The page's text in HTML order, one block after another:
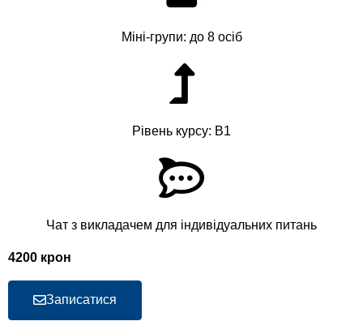
Міні-групи: до 8 осіб
Рівень курсу: B1
Чат з викладачем для індивідуальних питань
4200 крон
Записатися